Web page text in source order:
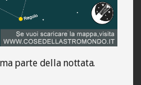
parte della nottata.